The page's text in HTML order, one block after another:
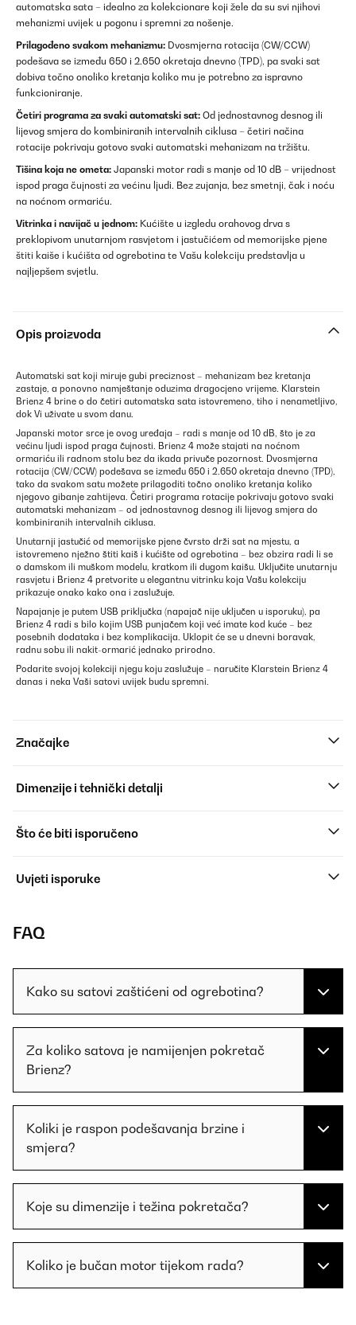
automatska sata – idealno za kolekcionare koji žele da su svi njihovi
mehanizmi uvijek u pogonu i spremni za nošenje.
Prilagođeno svakom mehanizmu: Dvosmjerna rotacija (CW/CCW)
podešava se između 650 i 2.650 okretaja dnevno (TPD), pa svaki sat
dobiva točno onoliko kretanja koliko mu je potrebno za ispravno
funkcioniranje.
Četiri programa za svaki automatski sat: Od jednostavnog desnog ili
lijevog smjera do kombiniranih intervalnih ciklusa – četiri načina
rotacije pokrivaju gotovo svaki automatski mehanizam na tržištu.
Tišina koja ne ometa: Japanski motor radi s manje od 10 dB – vrijednost
ispod praga čujnosti za većinu ljudi. Bez zujanja, bez smetnji, čak i noću
na noćnom ormariću.
Vitrinka i navijač u jednom: Kućište u izgledu orahovog drva s
preklopivom unutarnjom rasvjetom i jastučićem od memorijske pjene
štiti kaiše i kućišta od ogrebotina te Vašu kolekciju predstavlja u
najljepšem svjetlu.
Opis proizvoda
Automatski sat koji miruje gubi preciznost – mehanizam bez kretanja
zastaje, a ponovno namještanje oduzima dragocjeno vrijeme. Klarstein
Brienz 4 brine o do četiri automatska sata istovremeno, tiho i nenametljivo,
dok Vi uživate u svom danu.
Japanski motor srce je ovog uređaja – radi s manje od 10 dB, što je za
većinu ljudi ispod praga čujnosti. Brienz 4 može stajati na noćnom
ormariću ili radnom stolu bez da ikada privuče pozornost. Dvosmjerna
rotacija (CW/CCW) podešava se između 650 i 2.650 okretaja dnevno (TPD),
tako da svakom satu možete prilagoditi točno onoliko kretanja koliko
njegovo gibanje zahtijeva. Četiri programa rotacije pokrivaju gotovo svaki
automatski mehanizam – od jednostavnog desnog ili lijevog smjera do
kombiniranih intervalnih ciklusa.
Unutarnji jastučić od memorijske pjene čvrsto drži sat na mjestu, a
istovremeno nježno štiti kaiš i kućište od ogrebotina – bez obzira radi li se
o damskom ili muškom modelu, kratkom ili dugom kaišu. Uključite unutarnju
rasvjetu i Brienz 4 pretvorite u elegantnu vitrinku koja Vašu kolekciju
prikazuje onako kako ona i zaslužuje.
Napajanje je putem USB priključka (napajač nije uključen u isporuku), pa
Brienz 4 radi s bilo kojim USB punjačem koji već imate kod kuće – bez
posebnih dodataka i bez komplikacija. Uklopit će se u dnevni boravak,
radnu sobu ili nakit-ormarić jednako prirodno.
Podarite svojoj kolekciji njegu koju zaslužuje – naručite Klarstein Brienz 4
danas i neka Vaši satovi uvijek budu spremni.
Značajke
Dimenzije i tehnički detalji
Što će biti isporučeno
Uvjeti isporuke
FAQ
Kako su satovi zaštićeni od ogrebotina?
Za koliko satova je namijenjen pokretač
Brienz?
Koliki je raspon podešavanja brzine i
smjera?
Koje su dimenzije i težina pokretača?
Koliko je bučan motor tijekom rada?